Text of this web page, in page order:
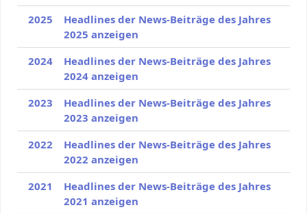
2025
Headlines der News-Beiträge des Jahres
2025 anzeigen
2024
Headlines der News-Beiträge des Jahres
2024 anzeigen
2023
Headlines der News-Beiträge des Jahres
2023 anzeigen
2022
Headlines der News-Beiträge des Jahres
2022 anzeigen
2021
Headlines der News-Beiträge des Jahres
2021 anzeigen